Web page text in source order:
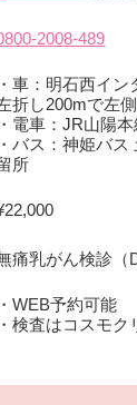
2008-489
・車：明石西イ
折し200mで左
・電車：JR山陽
・バス：神姫バ
所
痛乳がん検診（
・WEB予約可能
・検査はコスモ